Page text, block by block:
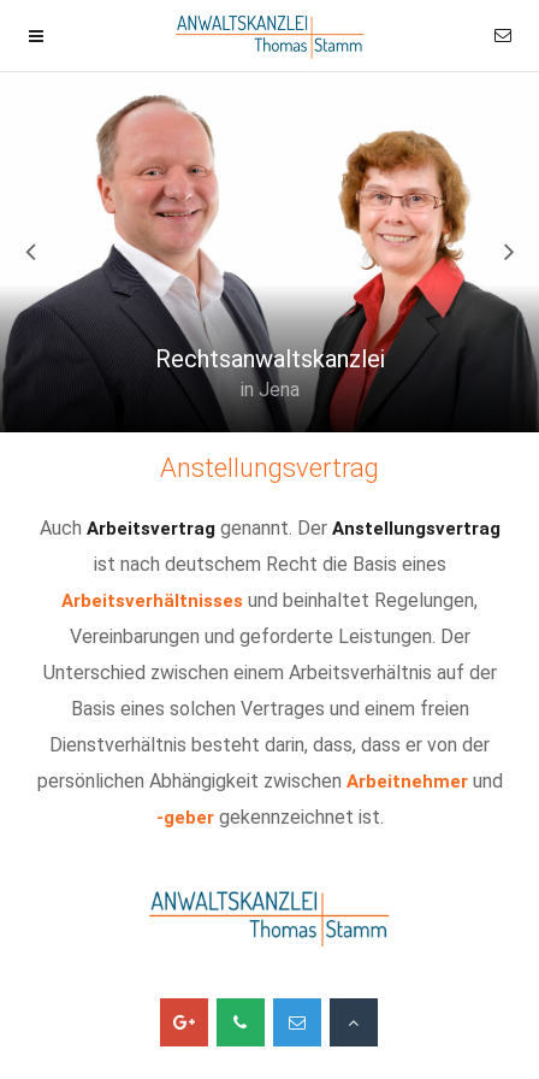
Rechtsanwaltskanzlei
in Jena
Anstellungsvertrag
Auch Arbeitsvertrag genannt. Der Anstellungsvertrag
ist nach deutschem Recht die Basis eines
Arbeitsverhältnisses und beinhaltet Regelungen,
Vereinbarungen und geforderte Leistungen. Der
Unterschied zwischen einem Arbeitsverhältnis auf der
Basis eines solchen Vertrages und einem freien
Dienstverhältnis besteht darin, dass, dass er von der
persönlichen Abhängigkeit zwischen Arbeitnehmerund
-gebergekennzeichnet ist.